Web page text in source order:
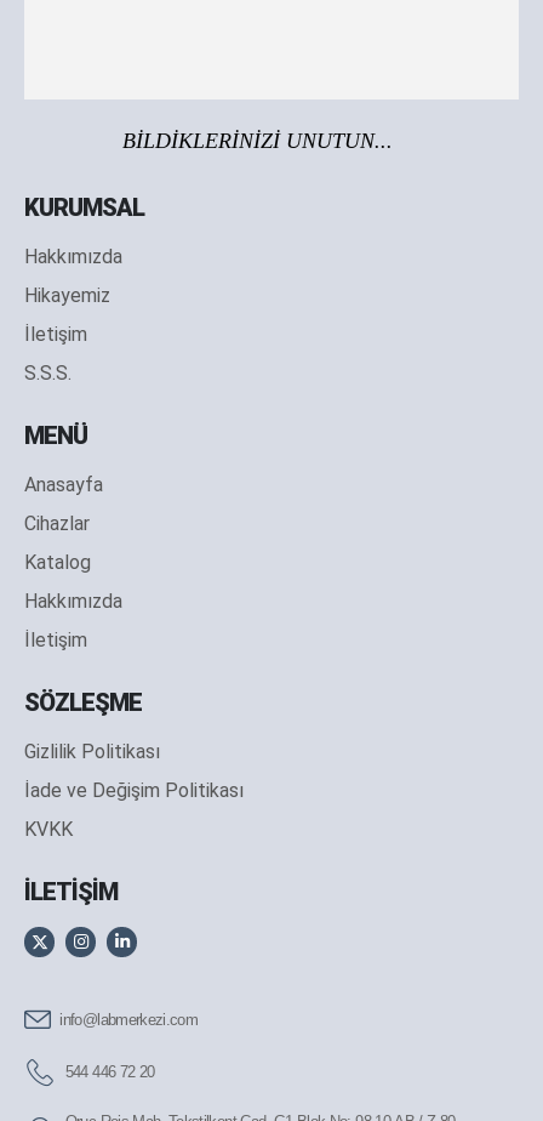
BİLDİKLERİNİZİ UNUTUN...
KURUMSAL
Hakkımızda
Hikayemiz
İletişim
S.S.S.
MENÜ
Anasayfa
Cihazlar
Katalog
Hakkımızda
İletişim
SÖZLEŞME
Gizlilik Politikası
İade ve Değişim Politikası
KVKK
İLETİŞİM
info@labmerkezi.com
544 446 72 20